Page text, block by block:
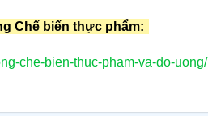
Chế biến thực phẩm:
che-bien-thuc-pham-va-do-uong/